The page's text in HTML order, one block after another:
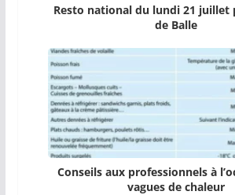
Resto national du lundi 21 juillet
de Balle
Conseils aux professionnels à
vagues de chaleur